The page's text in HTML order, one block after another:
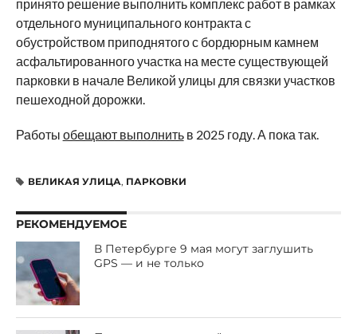
принято решение выполнить комплекс работ в рамках
отдельного муниципального контракта с
обустройством приподнятого с бордюрным камнем
асфальтированного участка на месте существующей
парковки в начале Великой улицы для связки участков
пешеходной дорожки.
Работы обещают выполнитьв 2025 году. А пока так.
ВЕЛИКАЯ УЛИЦА, ПАРКОВКИ
РЕКОМЕНДУЕМОЕ
В Петербурге 9 мая могут заглушить
GPS — и не только